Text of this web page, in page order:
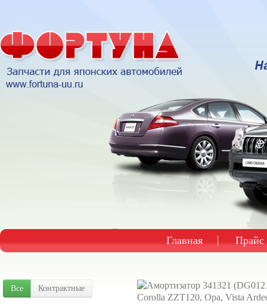
Главная Прайс
Все Контрактные